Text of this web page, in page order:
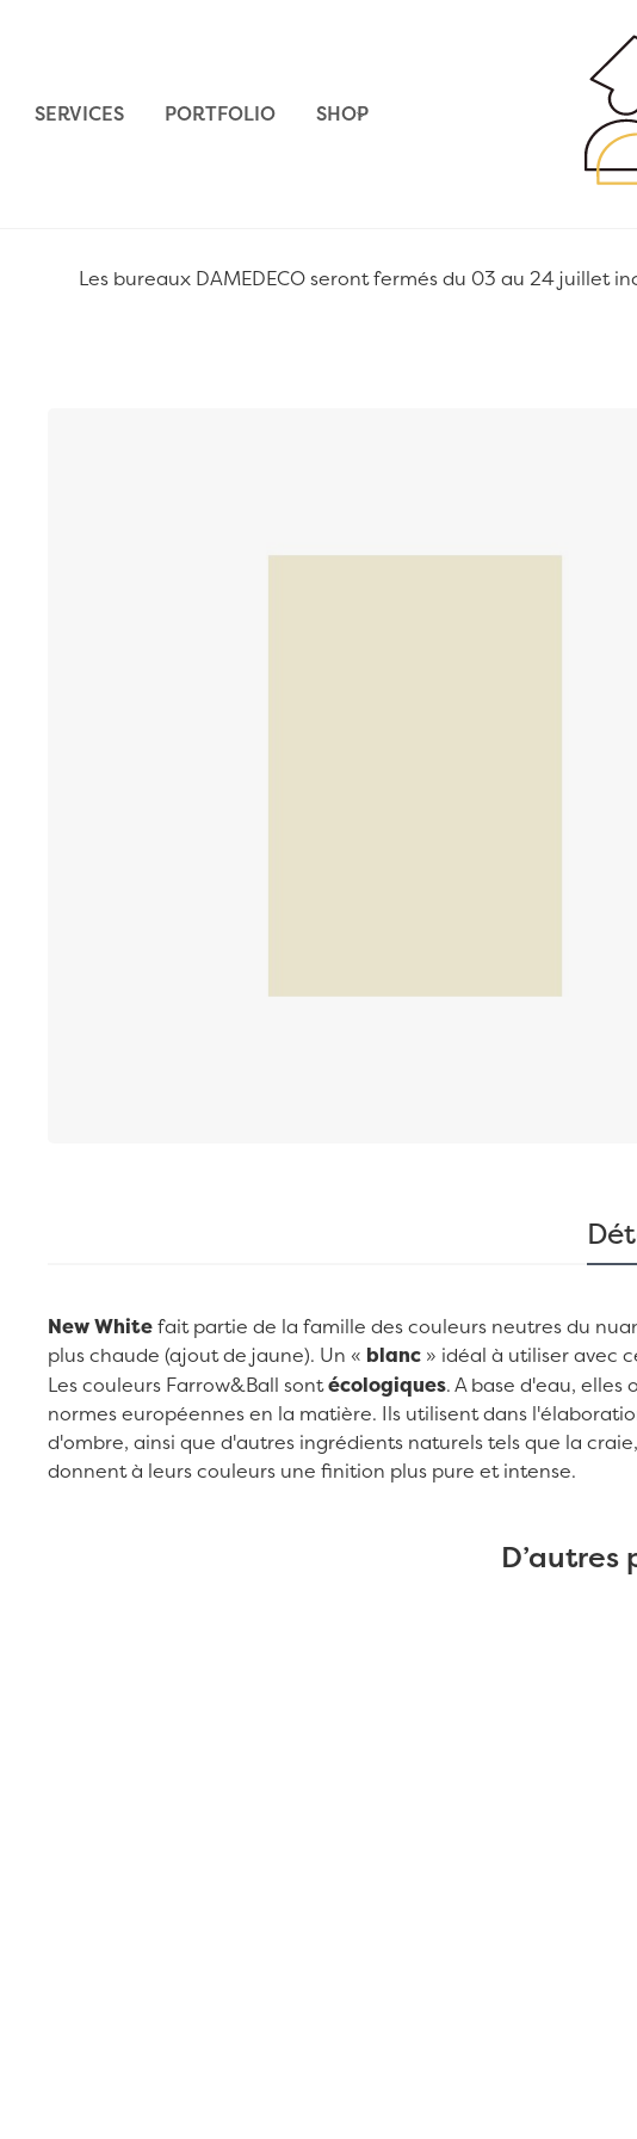
SERVICES PORTFOLIO SHOP
Les bureaux DAMEDECO seront fermés du 03 au 24 juillet
New White fait partie de la famille des couleurs neutres du
plus chaude (ajout de jaune). Un « blanc » idéal à utiliser avec
Les couleurs Farrow&Ball sontécologiques. A base d'eau,
normes européennes en la matière. Ils utilisent dans
d'ombre, ainsi que d'autres ingrédients naturels tels que la
donnent à leurs couleurs une finition plus pure et intense.
D’autres